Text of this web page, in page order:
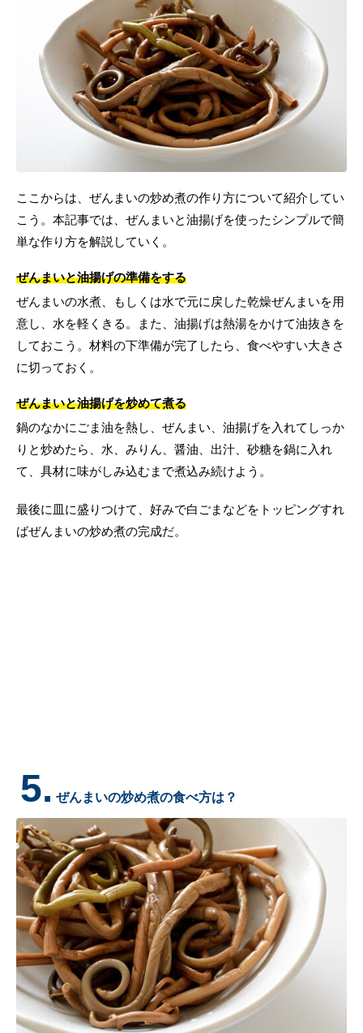
ここからは、ぜんまいの炒め煮の作り方について紹介してい
こう。本記事では、ぜんまいと油揚げを使ったシンプルで簡
単な作り方を解説していく。
ぜんまいと油揚げの準備をする
ぜんまいの水煮、もしくは水で元に戻した乾燥ぜんまいを用
意し、水を軽くきる。また、油揚げは熱湯をかけて油抜きを
しておこう。材料の下準備が完了したら、食べやすい大きさ
に切っておく。
ぜんまいと油揚げを炒めて煮る
鍋のなかにごま油を熱し、ぜんまい、油揚げを入れてしっか
りと炒めたら、水、みりん、醤油、出汁、砂糖を鍋に入れ
て、具材に味がしみ込むまで煮込み続けよう。
最後に皿に盛りつけて、好みで白ごまなどをトッピングすれ
ばぜんまいの炒め煮の完成だ。
5. ぜんまいの炒め煮の食べ方は？